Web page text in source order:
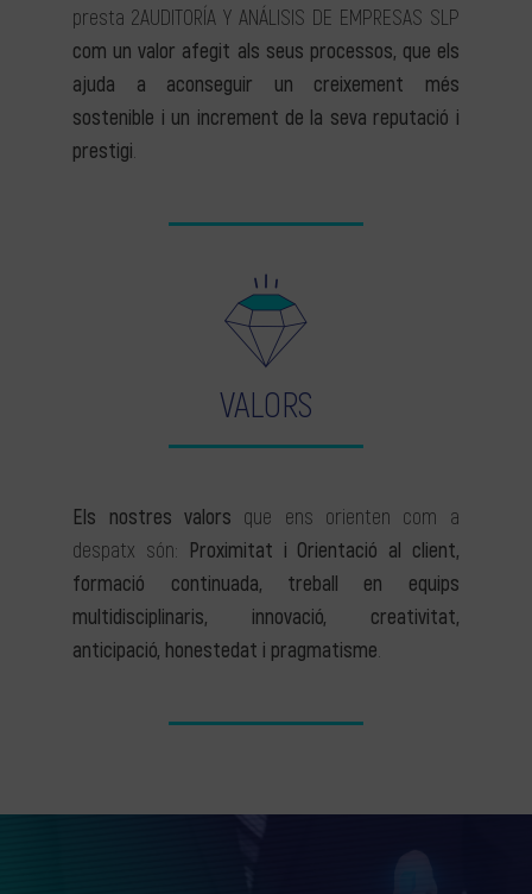
presta 2AUDITORÍA Y ANÁLISIS DE EMPRESAS SLP
com un valor afegit als seus processos, que els
ajuda a aconseguir un creixement més
sostenible i un increment de la seva reputació i
prestigi.
VALORS
Els nostres valors que ens orienten com a
despatx són: Proximitat i Orientació al client,
formació continuada, treball en equips
multidisciplinaris, innovació, creativitat,
anticipació, honestedat i pragmatisme.